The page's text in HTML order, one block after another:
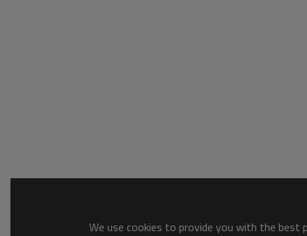
We use cookies to provide you with the best